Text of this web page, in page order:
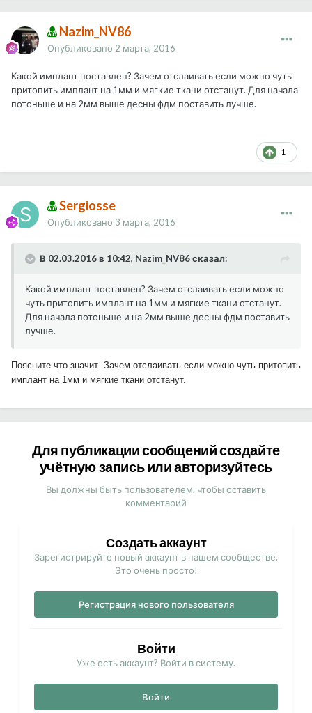
Nazim_NV86
Опубликовано 2 марта, 2016
Какой имплант поставлен? Зачем отслаивать если можно чуть
притопить имплант на 1мм и мягкие ткани отстанут. Для начала
потоньше и на 2мм выше десны фдм поставить лучше.
1
Sergiosse
Опубликовано 3 марта, 2016
В 02.03.2016 в 10:42, Nazim_NV86 сказал:
Какой имплант поставлен? Зачем отслаивать если можно
чуть притопить имплант на 1мм и мягкие ткани отстанут.
Для начала потоньше и на 2мм выше десны фдм поставить
лучше.
Поясните что значит- Зачем отслаивать если можно чуть притопить
имплант на 1мм и мягкие ткани отстанут.
Для публикации сообщений создайте
учётную запись или авторизуйтесь
Вы должны быть пользователем, чтобы оставить
комментарий
Создать аккаунт
Зарегистрируйте новый аккаунт в нашем сообществе.
Это очень просто!
Регистрация нового пользователя
Войти
Уже есть аккаунт? Войти в систему.
Войти